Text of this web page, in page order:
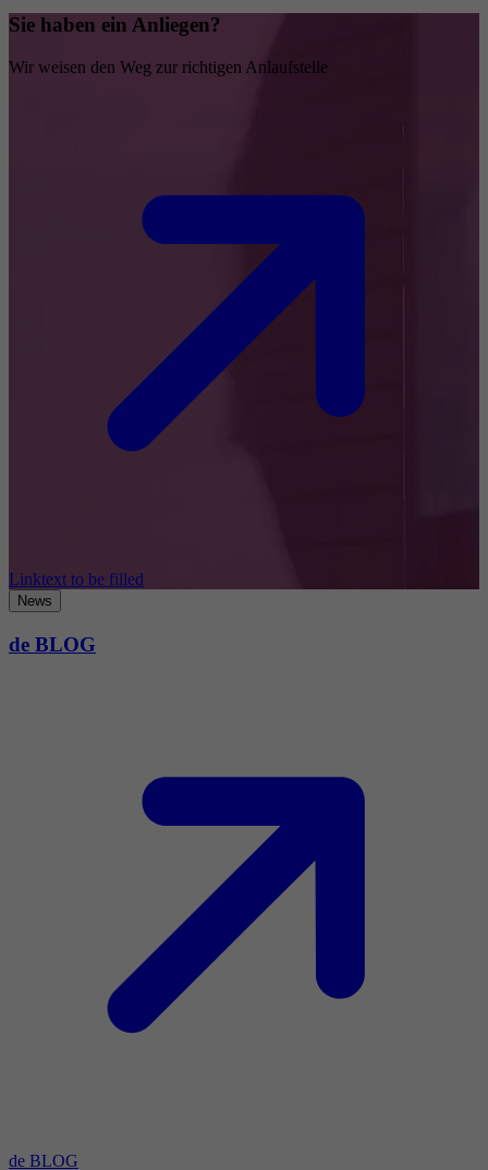
Sie haben ein Anliegen?
Wir weisen den Weg zur richtigen Anlaufstelle
Linktext to be filled
News
de BLOG
de BLOG